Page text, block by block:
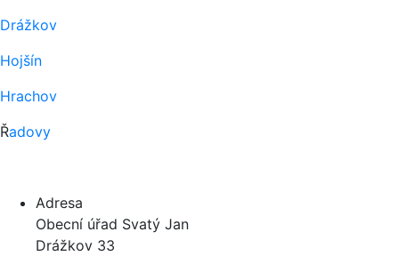
Drážkov
Hojšín
Hrachov
Řadovy
Adresa
Obecní úřad Svatý Jan
Drážkov 33